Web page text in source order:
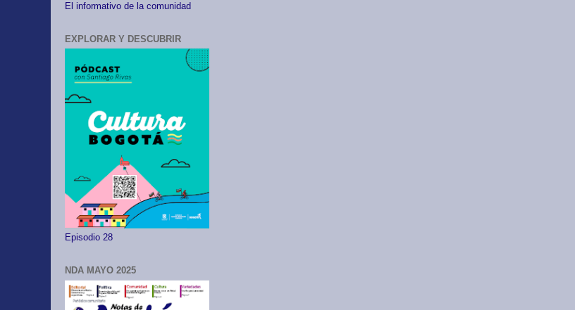
El informativo de la comunidad
EXPLORAR Y DESCUBRIR
Episodio 28
NDA MAYO 2025